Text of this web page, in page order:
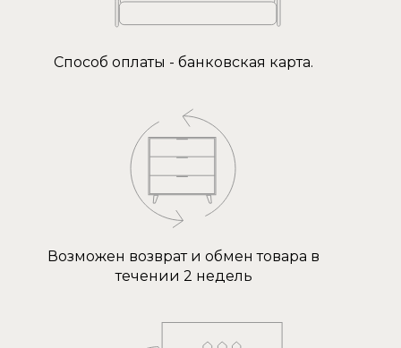
Способ оплаты - банковская карта.
Возможен возврат и обмен товара в
течении 2 недель